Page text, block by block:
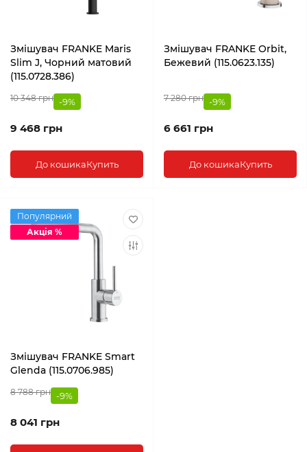
Змішувач FRANKE Maris
Slim J, Чорний матовий
(115.0728.386)
10 348 грн -9%
9 468 грн
До кошикаКупить
Змішувач FRANKE Orbit,
Бежевий (115.0623.135)
7 280 грн -9%
6 661 грн
До кошикаКупить
Популярний
Акція %
Змішувач FRANKE Smart
Glenda (115.0706.985)
8 788 грн -9%
8 041 грн